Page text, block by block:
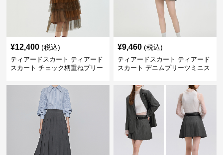
¥12,400 (税込)
ティアードスカート ティアード
スカート チェック柄重ねプリー
¥9,460 (税込)
ティアードスカート ティアード
スカート デニムプリーツミニス